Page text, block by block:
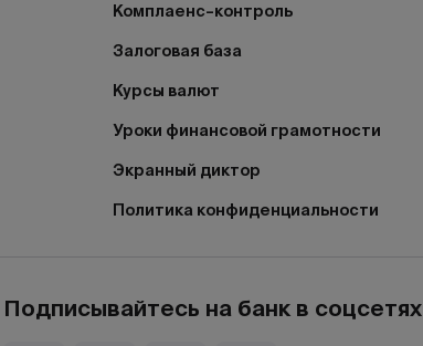
Комплаенс–контроль
Залоговая база
Курсы валют
Уроки финансовой грамотности
Экранный диктор
Политика конфиденциальности
Подписывайтесь на банк в соцсетях